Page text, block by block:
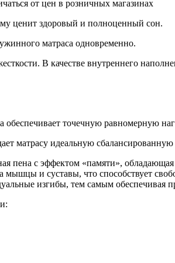
от цен в розничных магазинах
ценит здоровый и полноценный сон.
матраса одновременно.
В качестве внутреннего
точечную равномерную
матрасу идеальную
пена с эффектом «памяти»,
мышцы и суставы, что способствует
изгибы, тем самым